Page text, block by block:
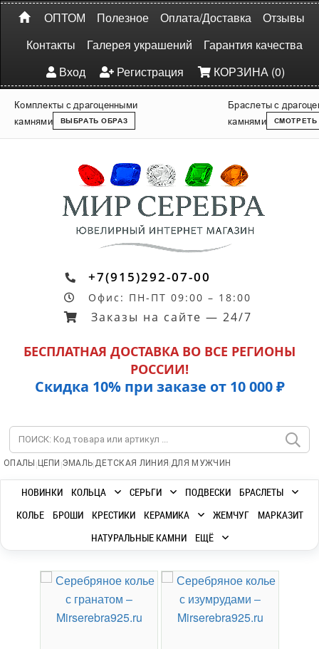
ОПТОМ Полезное Оплата/Доставка
Отзывы
Контакты
Галерея украшений
Гарантия качества
Вход
Регистрация КОРЗИНА (0)
Комплекты с драгоценными
камнями
ВЫБРАТЬ ОБРАЗ
Браслеты с
камнями
СМОТРЕТЬ
+7(915)292-07-00
Офис: ПН-ПТ 09:00 – 18:00
Заказы на сайте — 24/7
БЕСПЛАТНАЯ ДОСТАВКА ВО ВСЕ РЕГИОНЫ
РОССИИ!
Скидка 10% при заказе от 10 000 ₽
ОПАЛЫ | ЦЕПИ |ЭМАЛЬ|ДЕТСКАЯ ЛИНИЯ |ДЛЯ МУЖЧИН
НОВИНКИ КОЛЬЦА СЕРЬГИ ПОДВЕСКИ
БРАСЛЕТЫ
КОЛЬЕ
БРОШИ КРЕСТИКИ КЕРАМИКА ЖЕМЧУГ
МАРКАЗИТ
НАТУРАЛЬНЫЕ КАМНИ
ЕЩЁ